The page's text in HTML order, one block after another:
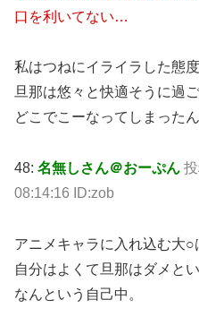
口を利いてない…
私はつねにイライラした態
旦那は悠々と快適そうに過
どこでこーなってしまった
48: 名無しさん＠おーぷん
08:14:16 ID:zob
アニメキャラに入れ込む大
自分はよくて旦那はダメと
なんという自己中。